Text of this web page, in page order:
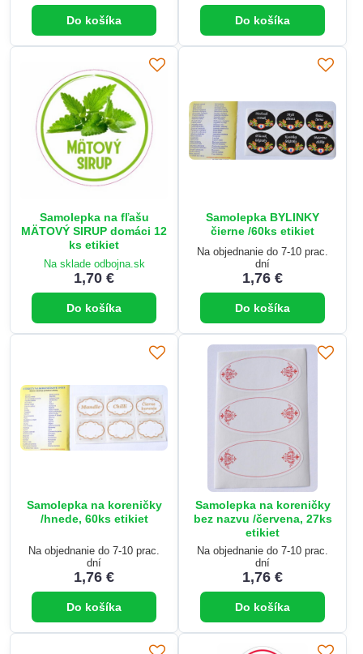
Do košíka Do košíka
Samolepka na fľašu
MÄTOVÝ SIRUP domáci 12
ks etikiet
Na sklade odbojna.sk
1,70 €
Do košíka
Samolepka BYLINKY
čierne /60ks etikiet
Na objednanie do 7-10 prac.
dní
1,76 €
Do košíka
Samolepka na koreničky
/hnede, 60ks etikiet
Na objednanie do 7-10 prac.
dní
1,76 €
Do košíka
Samolepka na koreničky
bez nazvu /červena, 27ks
etikiet
Na objednanie do 7-10 prac.
dní
1,76 €
Do košíka